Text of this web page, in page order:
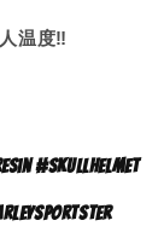
温度‼
#skullhelmet